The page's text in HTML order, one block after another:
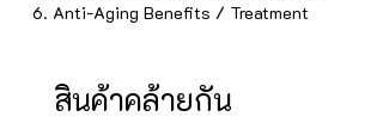
6. Anti-Aging Benefits / Treatment
สินค้าคล้ายกัน